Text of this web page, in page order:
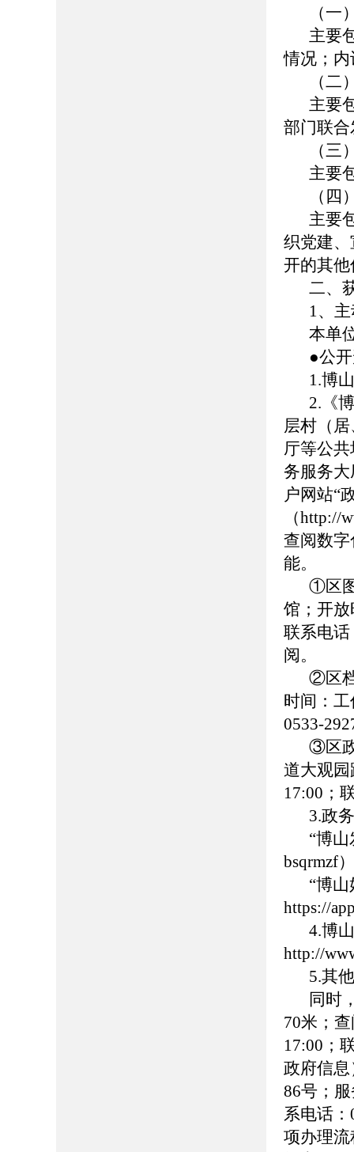
（一
主要
情况；
（二
主要
部门联
（三
主要
（四
主要
织党建
开的其
二、
1、
本单
●公
1.博
2.《
层村（
厅等公
务服务
户网站“
（http://
查阅数
能。
①区
馆；开
联系电话
阅。
②区
时间：
0533-
③区
道大观
17:00；
3.政
“博
bsqrmzf
“博
https://
4.博
http://
5.其
同时
70米；
17:00；
政府信
86号；
系电话
项办理